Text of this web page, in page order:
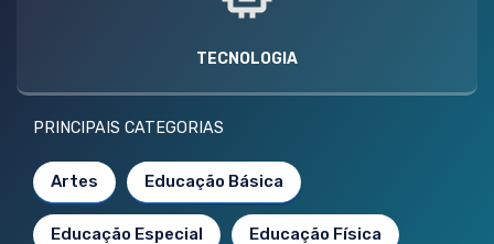
TECNOLOGIA
PRINCIPAIS CATEGORIAS
Artes Educação Básica
Educação Especial Educação Física